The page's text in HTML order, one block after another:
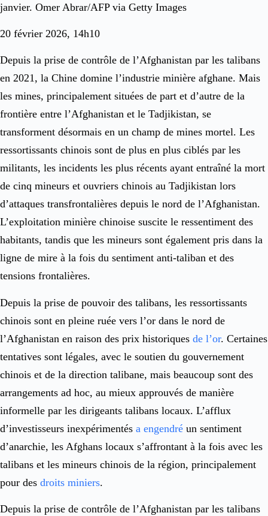
janvier. Omer Abrar/AFP via Getty Images
20 février 2026, 14h10
Depuis la prise de contrôle de l’Afghanistan par les talibans
en 2021, la Chine domine l’industrie minière afghane. Mais
les mines, principalement situées de part et d’autre de la
frontière entre l’Afghanistan et le Tadjikistan, se
transforment désormais en un champ de mines mortel. Les
ressortissants chinois sont de plus en plus ciblés par les
militants, les incidents les plus récents ayant entraîné la mort
de cinq mineurs et ouvriers chinois au Tadjikistan lors
d’attaques transfrontalières depuis le nord de l’Afghanistan.
L’exploitation minière chinoise suscite le ressentiment des
habitants, tandis que les mineurs sont également pris dans la
ligne de mire à la fois du sentiment anti-taliban et des
tensions frontalières.
Depuis la prise de pouvoir des talibans, les ressortissants
chinois sont en pleine ruée vers l’or dans le nord de
l’Afghanistan en raison des prix historiques de l’or. Certaines
tentatives sont légales, avec le soutien du gouvernement
chinois et de la direction talibane, mais beaucoup sont des
arrangements ad hoc, au mieux approuvés de manière
informelle par les dirigeants talibans locaux. L’afflux
d’investisseurs inexpérimentés a engendré un sentiment
d’anarchie, les Afghans locaux s’affrontant à la fois avec les
talibans et les mineurs chinois de la région, principalement
pour des droits miniers.
Depuis la prise de contrôle de l’Afghanistan par les talibans